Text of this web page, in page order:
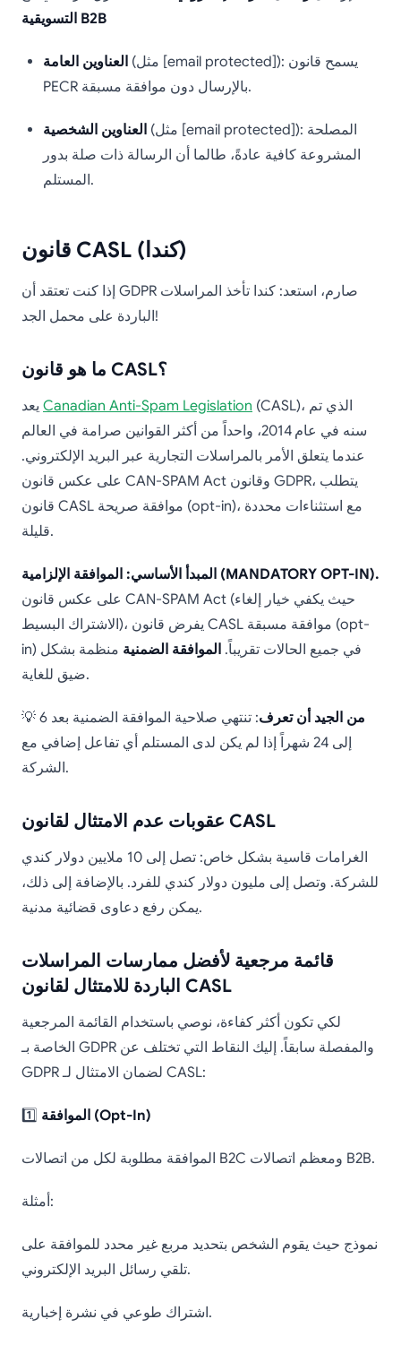
التسويقية B2B
العناوين العامة (مثل [email protected]): يسمح قانون
PECR بالإرسال دون موافقة مسبقة.
العناوين الشخصية (مثل [email protected]): المصلحة
المشروعة كافية عادةً، طالما أن الرسالة ذات صلة بدور
المستلم.
قانون CASL (كندا)
إذا كنت تعتقد أن GDPR صارم، استعد: كندا تأخذ المراسلات
الباردة على محمل الجد!
ما هو قانون CASL؟
Canadian Anti-Spam Legislation (CASL)، الذي تم
سنه في عام 2014، واحداً من أكثر القوانين صرامة في العالم
عندما يتعلق الأمر بالمراسلات التجارية عبر البريد الإلكتروني.
على عكس قانون CAN-SPAM Act وقانون GDPR، يتطلب
قانون CASL موافقة صريحة (opt-in)، مع استثناءات محددة
قليلة.
المبدأ الأساسي: الموافقة الإلزامية (MANDATORY OPT-IN).
على عكس قانون CAN-SPAM Act (حيث يكفي خيار إلغاء
الاشتراك البسيط)، يفرض قانون CASL موافقة مسبقة (opt-
in) في جميع الحالات تقريباً. الموافقة الضمنية منظمة بشكل
ضيق للغاية.
💡 من الجيد أن تعرف
: تنتهي صلاحية الموافقة الضمنية بعد 6
إلى 24 شهراً إذا لم يكن لدى المستلم أي تفاعل إضافي مع
الشركة.
عقوبات عدم الامتثال لقانون CASL
الغرامات قاسية بشكل خاص: تصل إلى 10 ملايين دولار كندي
للشركة. وتصل إلى مليون دولار كندي للفرد. بالإضافة إلى ذلك،
يمكن رفع دعاوى قضائية مدنية.
قائمة مرجعية لأفضل ممارسات المراسلات
الباردة للامتثال لقانون CASL
لكي تكون أكثر كفاءة، نوصي باستخدام القائمة المرجعية
الخاصة بـ GDPR والمفصلة سابقاً. إليك النقاط التي تختلف عن
GDPR لضمان الامتثال لـ CASL:
1️⃣ الموافقة (Opt-In)
الموافقة مطلوبة لكل من اتصالات B2C ومعظم اتصالات B2B.
أمثلة:
نموذج حيث يقوم الشخص بتحديد مربع غير محدد للموافقة على
تلقي رسائل البريد الإلكتروني.
اشتراك طوعي في نشرة إخبارية.